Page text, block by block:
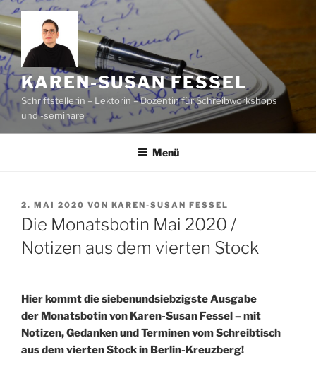
Zum
Inhalt
springen
KAREN-SUSAN FESSEL
Schriftstellerin – Lektorin – Dozentin für Schreibworkshops
und -seminare
Menü
VERÖFFENTLICHT
AM
2. MAI 2020 VON KAREN-SUSAN FESSEL
Die Monatsbotin Mai 2020 /
Notizen aus dem vierten Stock
Hier kommt die siebenundsiebzigste Ausgabe
der Monatsbotin von Karen-Susan Fessel – mit
Notizen, Gedanken und Terminen vom Schreibtisch
aus dem vierten Stock in Berlin-Kreuzberg!